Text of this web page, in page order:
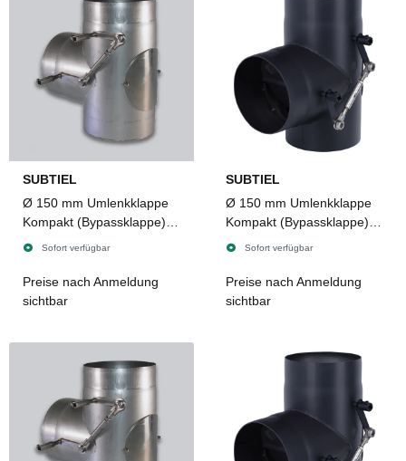
SUBTIEL
Ø 150 mm Umlenkklappe
Kompakt (Bypassklappe)
mit Revisionstür, 8 x 8 mm
dichtschließend, Edelstahl
2 mm
Sofort verfügbar
Preise nach Anmeldung
sichtbar
SUBTIEL
Ø 150 mm Umlenkklappe
Kompakt (Bypassklappe)
mit Revisionstür, 8 x 8 mm
dichtschließend,
Senotherm 2 mm
Sofort verfügbar
Preise nach Anmeldung
sichtbar